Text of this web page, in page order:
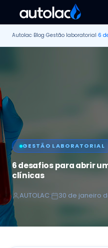
Autolac›Blog›Gestão laboratorial›
GESTÃO LABORATORIAL
6 desafios para abrir
clínicas
AUTOLAC 30 de janeiro